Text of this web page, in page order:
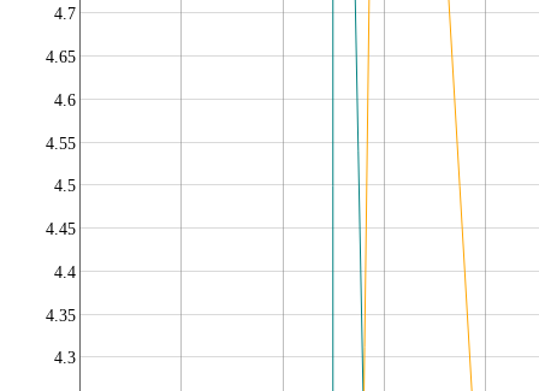
4.3
4.35
4.4
4.45
4.5
4.55
4.6
4.65
4.7